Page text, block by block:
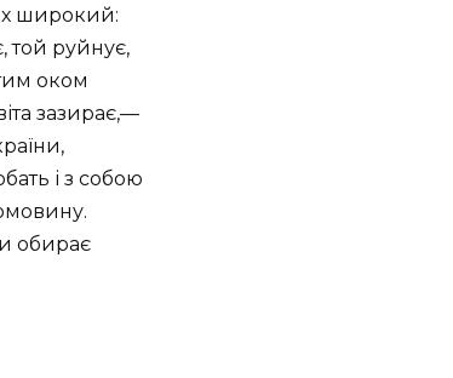
широкий:
той руйнує,
оком
зазирає,—
і з собою
обирає